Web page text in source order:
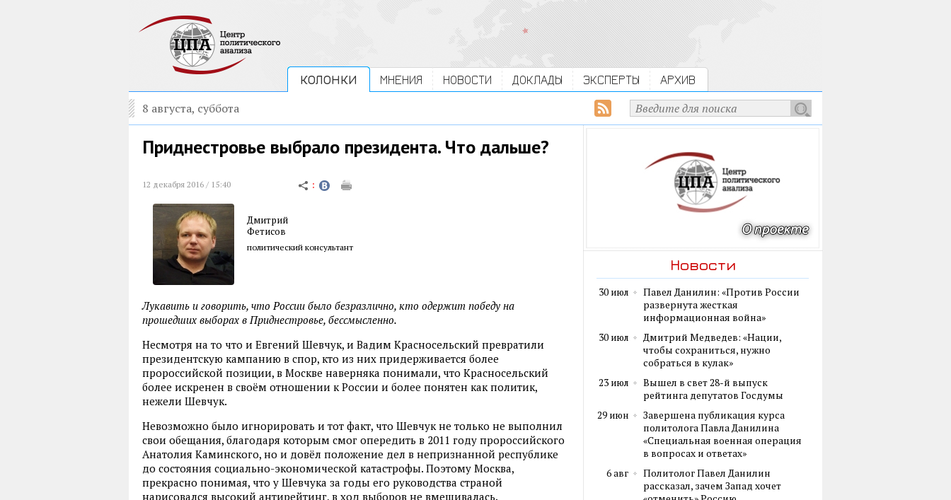
КОЛОНКИ МНЕНИЯ НОВОСТИ ДОКЛАДЫ ЭКСПЕРТЫ АРХИВ
8 августа, суббота
Приднестровье выбрало президента. Что дальше?
12 декабря 2016 / 15:40
Дмитрий
Фетисов
политический консультант
Лукавить и говорить, что России было безразлично, кто одержит победу на
прошедших выборах в Приднестровье, бессмысленно.
Несмотря на то что и Евгений Шевчук, и Вадим Красносельский превратили
президентскую кампанию в спор, кто из них придерживается более
пророссийской позиции, в Москве наверняка понимали, что Красносельский
более искренен в своём отношении к России и более понятен как политик,
нежели Шевчук.
Невозможно было игнорировать и тот факт, что Шевчук не только не выполнил
свои обещания, благодаря которым смог опередить в 2011 году пророссийского
Анатолия Каминского, но и довёл положение дел в непризнанной республике
до состояния социально-экономической катастрофы. Поэтому Москва,
прекрасно понимая, что у Шевчука за годы его руководства страной
нарисовался высокий антирейтинг, в ход выборов не вмешивалась.
Новости
30 июл
Павел Данилин: «Против России
развернута жесткая
информационная война»
30 июл
Дмитрий Медведев: «Нации,
чтобы сохраниться, нужно
собраться в кулак»
23 июл
Вышел в свет 28-й выпуск
рейтинга депутатов Госдумы
29 июн
Завершена публикация курса
политолога Павла Данилина
«Специальная военная операция
в вопросах и ответах»
6 авг
Политолог Павел Данилин
рассказал, зачем Запад хочет